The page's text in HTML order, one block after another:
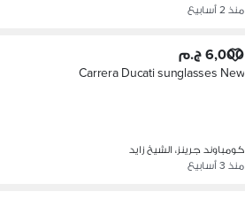
منذ 2 أسابيع
6,000 ج.م
Carrera Ducati sunglasses New
كومباوند جرينز، الشيخ زايد
منذ 3 أسابيع